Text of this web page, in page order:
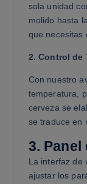
sola unidad
molido hasta
que necesitas
2. Control de
Con nuestro
temperatura,
cerveza se
se traduce en
3.
La interfaz de
ajustar los